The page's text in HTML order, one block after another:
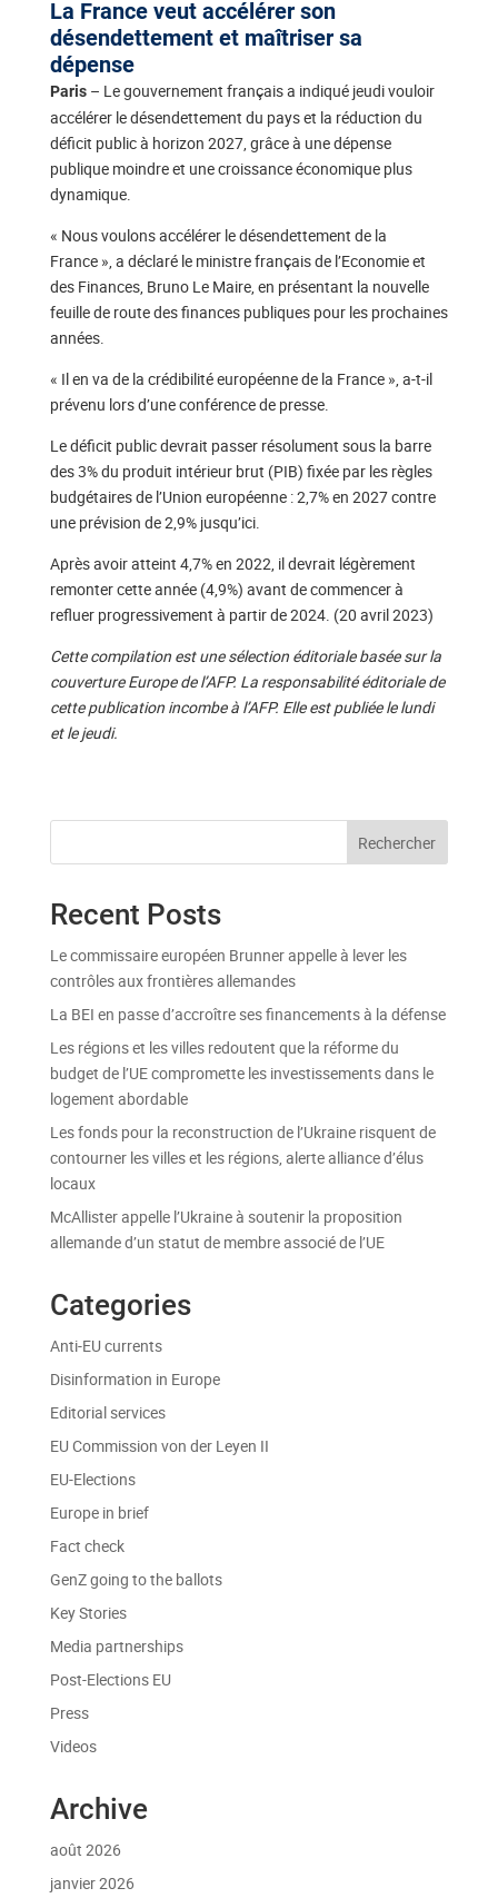
La France veut accélérer son
désendettement et maîtriser sa
dépense
Paris– Le gouvernement français a indiqué jeudi vouloir
accélérer le désendettement du pays et la réduction du
déficit public à horizon 2027, grâce à une dépense
publique moindre et une croissance économique plus
dynamique.
« Nous voulons accélérer le désendettement de la
France », a déclaré le ministre français de l’Economie et
des Finances, Bruno Le Maire, en présentant la nouvelle
feuille de route des finances publiques pour les prochaines
années.
« Il en va de la crédibilité européenne de la France », a-t-il
prévenu lors d’une conférence de presse.
Le déficit public devrait passer résolument sous la barre
des 3% du produit intérieur brut (PIB) fixée par les règles
budgétaires de l’Union européenne : 2,7% en 2027 contre
une prévision de 2,9% jusqu’ici.
Après avoir atteint 4,7% en 2022, il devrait légèrement
remonter cette année (4,9%) avant de commencer à
refluer progressivement à partir de 2024. (20 avril 2023)
Cette compilation est une sélection éditoriale basée sur la
couverture Europe de l’AFP. La responsabilité éditoriale de
cette publication incombe à l’AFP. Elle est publiée le lundi
et le jeudi.
Rechercher
Recent Posts
Le commissaire européen Brunner appelle à lever les
contrôles aux frontières allemandes
La BEI en passe d’accroître ses financements à la défense
Les régions et les villes redoutent que la réforme du
budget de l’UE compromette les investissements dans le
logement abordable
Les fonds pour la reconstruction de l’Ukraine risquent de
contourner les villes et les régions, alerte alliance d’élus
locaux
McAllister appelle l’Ukraine à soutenir la proposition
allemande d’un statut de membre associé de l’UE
Categories
Anti-EU currents
Disinformation in Europe
Editorial services
EU Commission von der Leyen II
EU-Elections
Europe in brief
Fact check
GenZ going to the ballots
Key Stories
Media partnerships
Post-Elections EU
Press
Videos
Archive
août 2026
janvier 2026